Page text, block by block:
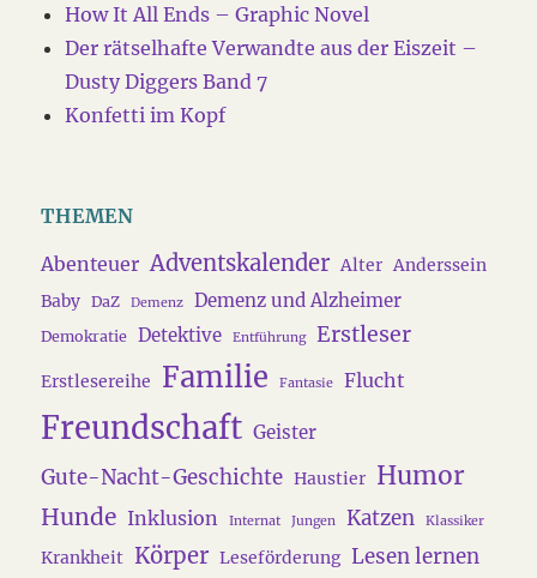
How It All Ends – Graphic Novel
Der rätselhafte Verwandte aus der Eiszeit –
Dusty Diggers Band 7
Konfetti im Kopf
THEMEN
Abenteuer Adventskalender Alter Anderssein
Baby
DaZ Demenz Demenz und Alzheimer
Demokratie Detektive Entführung Erstleser
Erstlesereihe Familie Fantasie Flucht
Freundschaft Geister
Gute-Nacht-Geschichte Haustier Humor
Hunde Inklusion Internat Jungen Katzen Klassiker
Krankheit Körper Leseförderung Lesen lernen